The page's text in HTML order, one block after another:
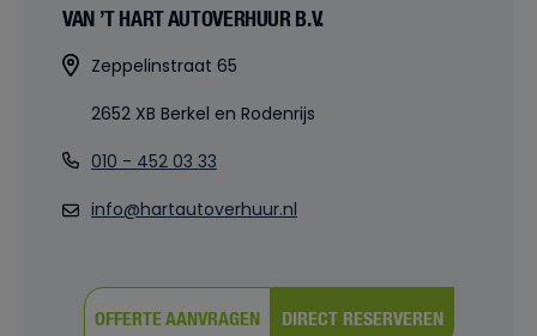
OFFERTE AANVRAGEN DIRECT RESERVEREN
VAN ’T HART AUTOVERHUUR B.V.
Zeppelinstraat 65
2652 XB Berkel en Rodenrijs
010 - 452 03 33
info@hartautoverhuur.nl
© 2026 |Powered by iClicks